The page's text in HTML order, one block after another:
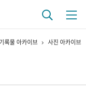
기록물 아카이브 사진 아카이브